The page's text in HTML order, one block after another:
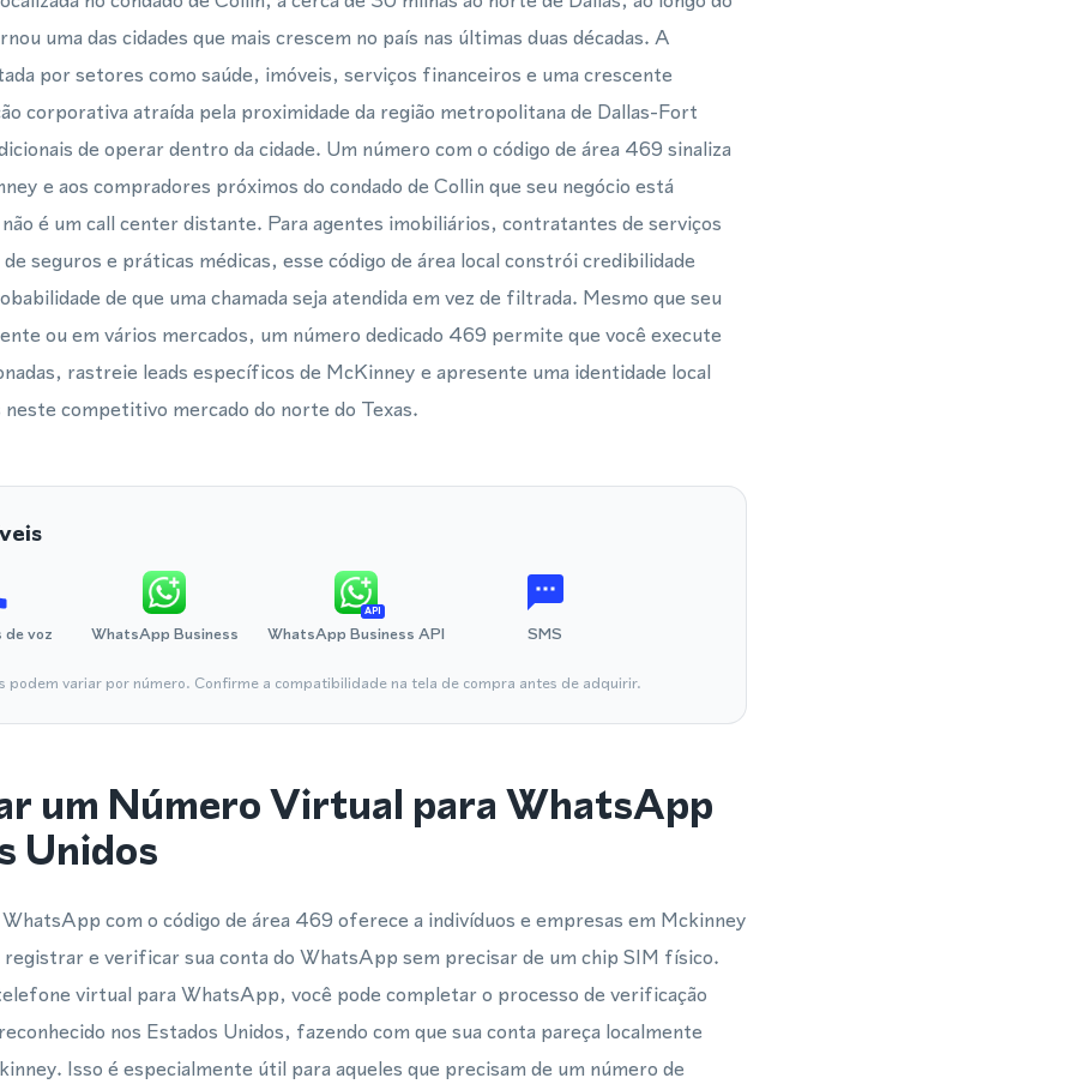
uma das cidades que mais crescem no país nas últimas duas décadas. A
por setores como saúde, imóveis, serviços financeiros e uma crescente
corporativa atraída pela proximidade da região metropolitana de Dallas-Fort
de operar dentro da cidade. Um número com o código de área 469 sinaliza
e aos compradores próximos do condado de Collin que seu negócio está
é um call center distante. Para agentes imobiliários, contratantes de serviços
seguros e práticas médicas, esse código de área local constrói credibilidade
de que uma chamada seja atendida em vez de filtrada. Mesmo que seu
ou em vários mercados, um número dedicado 469 permite que você execute
rastreie leads específicos de McKinney e apresente uma identidade local
competitivo mercado do norte do Texas.
de voz WhatsApp Business
API
WhatsApp Business API SMS
podem variar por número. Confirme a compatibilidade na tela de compra antes de adquirir.
um Número Virtual para WhatsApp
Unidos
com o código de área 469 oferece a indivíduos e empresas em Mckinney
registrar e verificar sua conta do WhatsApp sem precisar de um chip SIM físico.
virtual para WhatsApp, você pode completar o processo de verificação
nos Estados Unidos, fazendo com que sua conta pareça localmente
Isso é especialmente útil para aqueles que precisam de um número de